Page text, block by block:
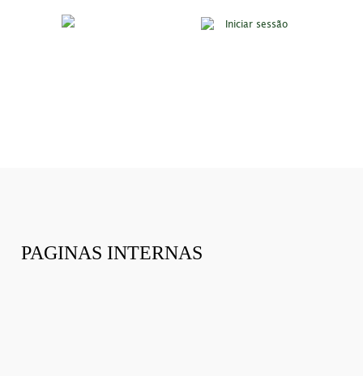
Iniciar sessão
PAGINAS INTERNAS